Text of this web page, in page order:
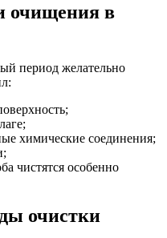
очищения в
период желательно
химические соединения;
чистятся особенно
очистки